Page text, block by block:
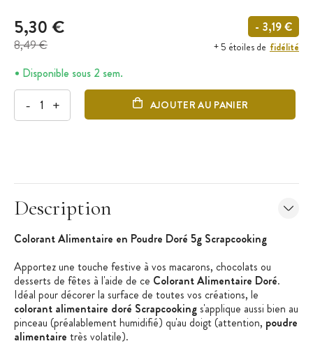
5,30 €
8,49 €
- 3,19 €
+ 5 étoiles de fidélité
Disponible sous 2 sem.
- + AJOUTER AU PANIER
Description
Colorant Alimentaire en Poudre Doré 5g Scrapcooking
Apportez une touche festive à vos macarons, chocolats ou
desserts de fêtes à l'aide de ce Colorant Alimentaire Doré.
Idéal pour décorer la surface de toutes vos créations, le
colorant alimentaire doré Scrapcookings'applique aussi bien au
pinceau (préalablement humidifié) qu'au doigt (attention, poudre
alimentaire très volatile).